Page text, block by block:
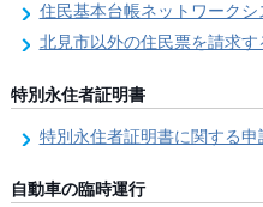
住民基本台帳ネットワークシ
北見市以外の住民票を請求す
特別永住者証明書
特別永住者証明書に関する申
自動車の臨時運行